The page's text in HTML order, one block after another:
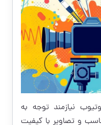
نیازمند توجه به
و تصاویر با کیفیت